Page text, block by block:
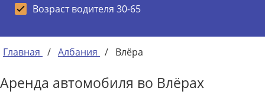
Возраст водителя 30-65
Главная / Албания / Влёра
Аренда автомобиля во Влёрах